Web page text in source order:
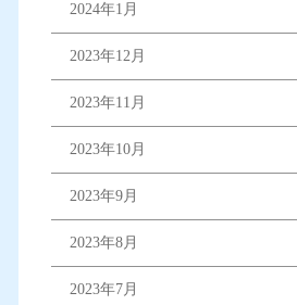
2024年1月
2023年12月
2023年11月
2023年10月
2023年9月
2023年8月
2023年7月